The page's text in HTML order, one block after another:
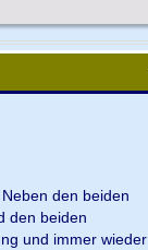
den beiden
den beiden
und immer wieder